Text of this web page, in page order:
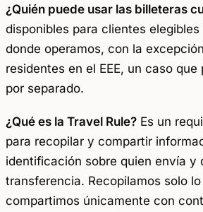
¿Quién puede usar las billeteras
disponibles para clientes
donde operamos, con la
residentes en el EEE, un caso
por separado.
¿Qué es la Travel Rule? Es un
para recopilar y compartir
identificación sobre quien envía y
transferencia. Recopilamos solo
compartimos únicamente con